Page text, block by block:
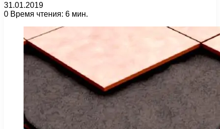
31.01.2019
0 Время чтения: 6 мин.